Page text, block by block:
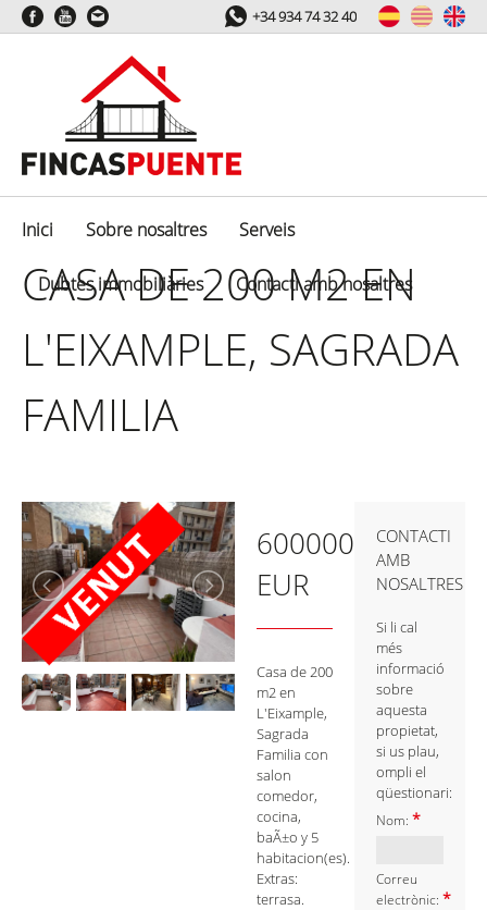
CASA DE 200 M2 EN
L'EIXAMPLE, SAGRADA
FAMILIA
600000
EUR
Casa de 200
m2 en
L'Eixample,
Sagrada
Familia con
salon
comedor,
cocina,
baÃ±o y 5
habitacion(es).
Extras:
terrasa.
CONTACTI
AMB
NOSALTRES
Si li cal
més
informació
sobre
aquesta
propietat,
si us plau,
ompli el
qüestionari:
Nom: *
Correu
electrònic: *
+34 934 74 32 40
Inici Sobre nosaltres Serveis
Dubtes immobiliàries Contacti amb nosaltres